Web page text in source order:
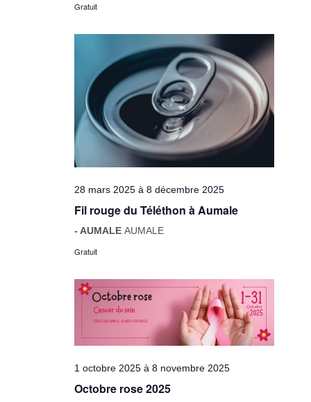
Gratuit
28 mars 2025 à8 décembre 2025
Fil rouge du Téléthon à Aumale
- AUMALEAUMALE
Gratuit
1 octobre 2025 à8 novembre 2025
Octobre rose 2025